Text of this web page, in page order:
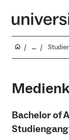
...
Bachelor of